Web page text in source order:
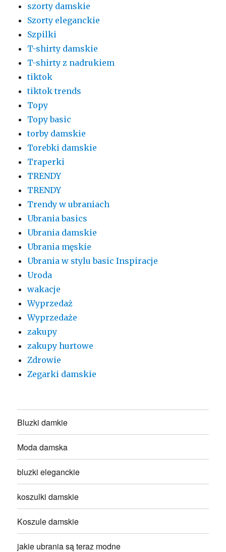
szorty damskie
Szorty eleganckie
Szpilki
T-shirty damskie
T-shirty z nadrukiem
tiktok
tiktok trends
Topy
Topy basic
torby damskie
Torebki damskie
Traperki
TRENDY
TRENDY
Trendy w ubraniach
Ubrania basics
Ubrania damskie
Ubrania męskie
Ubrania w stylu basic Inspiracje
Uroda
wakacje
Wyprzedaż
Wyprzedaże
zakupy
zakupy hurtowe
Zdrowie
Zegarki damskie
Bluzki damkie
Moda damska
bluzki eleganckie
koszulki damskie
Koszule damskie
jakie ubrania są teraz modne